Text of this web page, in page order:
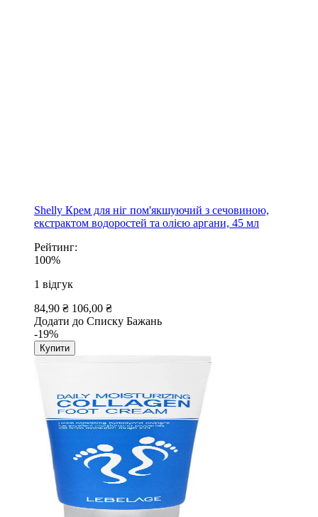
Shelly Крем для ніг пом'якшуючий з сечовиною,
екстрактом водоростей та олією аргани, 45 мл
Рейтинг:
100%
1 відгук
84,90 ₴ 106,00 ₴
Додати до Списку Бажань
-19%
Купити